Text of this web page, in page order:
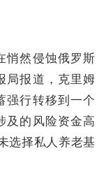
悄然侵蚀俄罗斯
局报道，克里姆
强行转移到一个
的风险资金高
选择私人养老基